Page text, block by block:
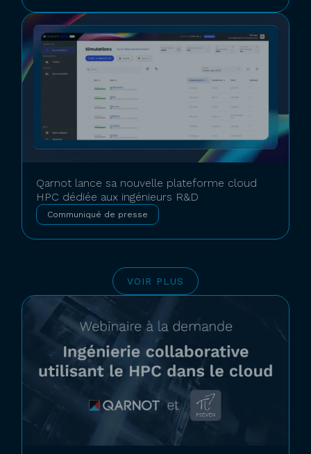
Qarnot lance sa nouvelle plateforme cloud
HPC dédiée aux ingénieurs R&D
Communiqué de presse
VOIR PLUS